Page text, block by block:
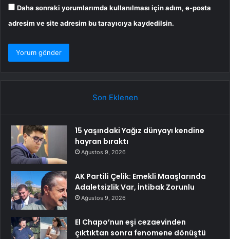
Daha sonraki yorumlarımda kullanılması için adım, e-posta
adresim ve site adresim bu tarayıcıya kaydedilsin.
Son Eklenen
15 yaşındaki Yağız dünyayı kendine
hayran bıraktı
Ağustos 9, 2026
AK Partili Çelik: Emekli Maaşlarında
Adaletsizlik Var, İntibak Zorunlu
Ağustos 9, 2026
El Chapo’nun eşi cezaevinden
çıktıktan sonra fenomene dönüştü